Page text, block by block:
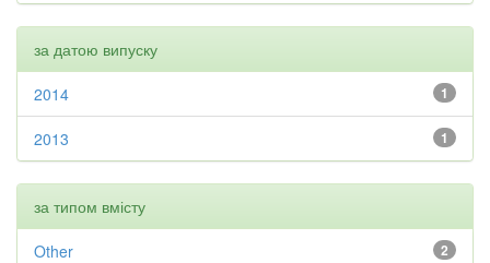
за датою випуску
1
2014
1
2013
за типом вмісту
2
Other